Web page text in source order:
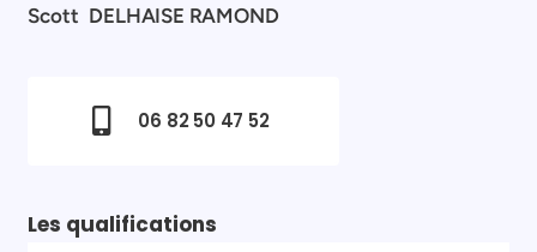
Scott DELHAISE RAMOND
06 82 50 47 52
Les qualifications